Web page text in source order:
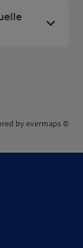
by evermaps ©